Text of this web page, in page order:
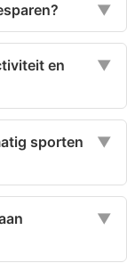
▼
en
▼
sporten
▼
▼